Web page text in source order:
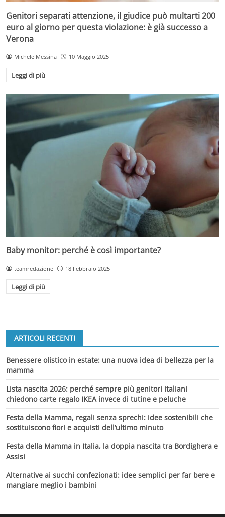
Genitori separati attenzione, il giudice può multarti 200
euro al giorno per questa violazione: è già successo a
Verona
Michele Messina 10 Maggio 2025
Leggi di più
Baby monitor: perché è così importante?
teamredazione 18 Febbraio 2025
Leggi di più
ARTICOLI RECENTI
Benessere olistico in estate: una nuova idea di bellezza per la
mamma
Lista nascita 2026: perché sempre più genitori italiani
chiedono carte regalo IKEA invece di tutine e peluche
Festa della Mamma, regali senza sprechi: idee sostenibili che
sostituiscono fiori e acquisti dell’ultimo minuto
Festa della Mamma in Italia, la doppia nascita tra Bordighera e
Assisi
Alternative ai succhi confezionati: idee semplici per far bere e
mangiare meglio i bambini